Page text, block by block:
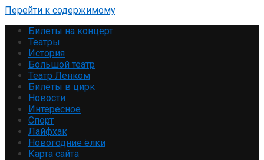
Перейти к содержимому
Билеты на концерт
Театры
История
Большой театр
Театр Ленком
Билеты в цирк
Новости
Интересное
Спорт
Лайфхак
Новогодние ёлки
Карта сайта